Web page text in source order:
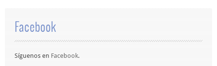
Facebook
Síguenos en Facebook.